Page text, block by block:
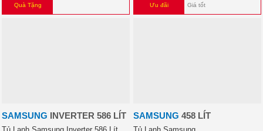
Quà Tặng Ưu đãi Giá tốt
SAMSUNG INVERTER 586 LÍT SAMSUNG 458 LÍT